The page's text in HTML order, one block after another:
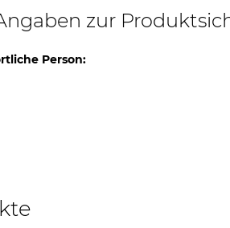
zur
Person: